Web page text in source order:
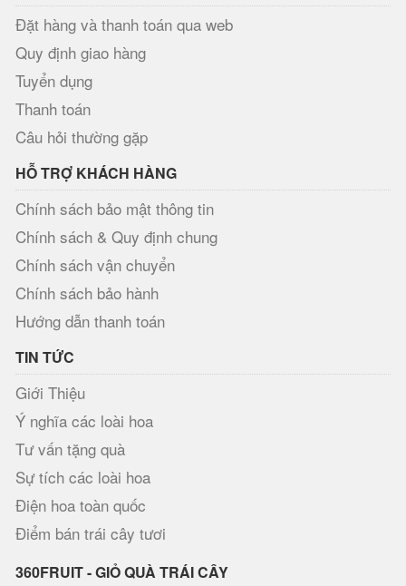
Đặt hàng và thanh toán qua web
Quy định giao hàng
Tuyển dụng
Thanh toán
Câu hỏi thường gặp
HỖ TRỢ KHÁCH HÀNG
Chính sách bảo mật thông tin
Chính sách & Quy định chung
Chính sách vận chuyển
Chính sách bảo hành
Hướng dẫn thanh toán
TIN TỨC
Giới Thiệu
Ý nghĩa các loài hoa
Tư vấn tặng quà
Sự tích các loài hoa
Điện hoa toàn quốc
Điểm bán trái cây tươi
360FRUIT - GIỎ QUÀ TRÁI CÂY